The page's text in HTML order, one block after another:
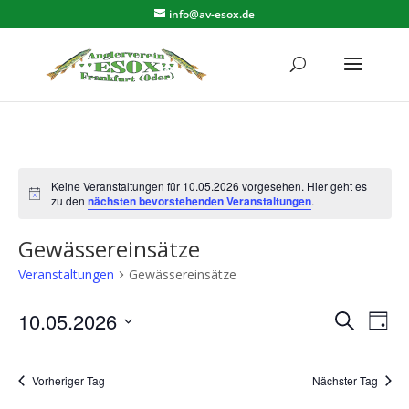
info@av-esox.de
Hinweis
Keine Veranstaltungen für 10.05.2026 vorgesehen. Hier geht es
zu den nächsten bevorstehenden Veranstaltungen.
Gewässereinsätze
Veranstaltungen Gewässereinsätze
Suche
SucheTag
10.05.2026
Vorheriger Tag Nächster Tag